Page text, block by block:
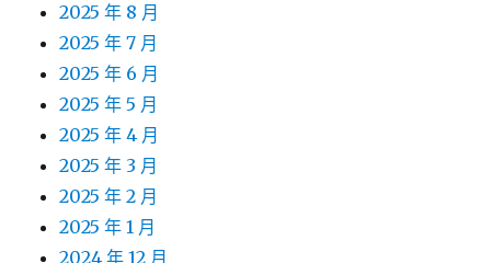
2025 年 8 月
2025 年 7 月
2025 年 6 月
2025 年 5 月
2025 年 4 月
2025 年 3 月
2025 年 2 月
2025 年 1 月
2024 年 12 月